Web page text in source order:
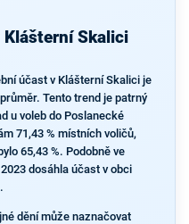
Skalici
účast v Klášterní Skalici je
Tento trend je patrný
u voleb do Poslanecké
71,43 % místních voličů,
65,43 %. Podobně ve
dosáhla účast v obci
dění může naznačovat